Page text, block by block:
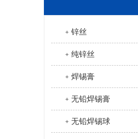
﹢锌丝
﹢纯锌丝
﹢焊锡膏
﹢无铅焊锡膏
﹢无铅焊锡球